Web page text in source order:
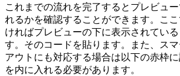
これまでの流れを完了するとプレビュ
れるかを確認することができます。こ
ければプレビューの下に表示されてい
す。そのコードを貼ります。また、ス
アウトにも対応する場合は以下の赤枠
を内に入れる必要があります。